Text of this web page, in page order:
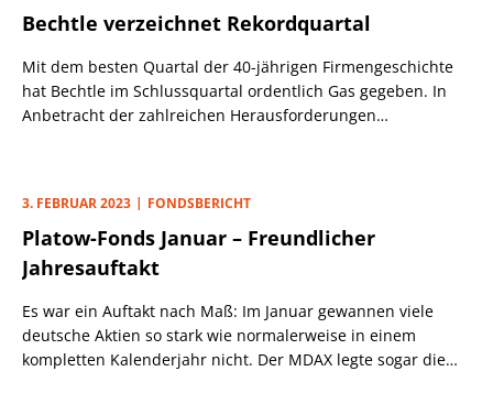
Bechtle verzeichnet Rekordquartal
Mit dem besten Quartal der 40-jährigen Firmengeschichte
hat Bechtle im Schlussquartal ordentlich Gas gegeben. In
Anbetracht der zahlreichen Herausforderungen
3. FEBRUAR 2023 FONDSBERICHT
Platow-Fonds Januar – Freundlicher
Jahresauftakt
Es war ein Auftakt nach Maß: Im Januar gewannen viele
deutsche Aktien so stark wie normalerweise in einem
kompletten Kalenderjahr nicht. Der MDAX legte sogar die